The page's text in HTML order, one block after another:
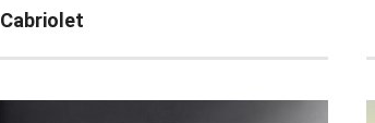
Cabriolet